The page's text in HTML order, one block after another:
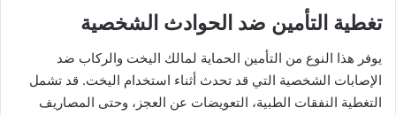
تغطية التأمين ضد الحوادث الشخصية
يوفر هذا النوع من التأمين الحماية لمالك اليخت والركاب ضد
الإصابات الشخصية التي قد تحدث أثناء استخدام اليخت. قد تشمل
التغطية النفقات الطبية، التعويضات عن العجز، وحتى المصاريف